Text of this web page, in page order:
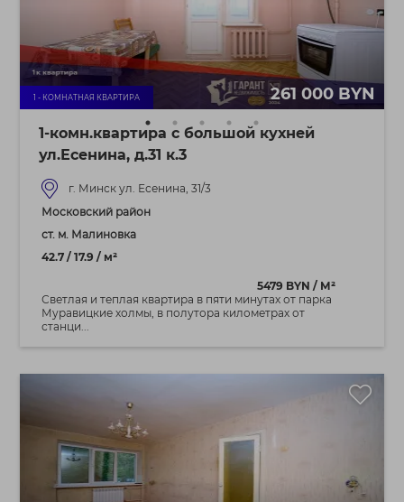
1 - КОМНАТНАЯ КВАРТИРА 261 000 BYN
1-комн.квартира с большой кухней
ул.Есенина, д.31 к.3
г. Минск ул. Есенина, 31/3
Московский район
ст. м. Малиновка
42.7 / 17.9 / м²
5479 BYN / М²
Светлая и теплая квартира в пяти минутах от парка
Муравицкие холмы, в полутора километрах от
станци...